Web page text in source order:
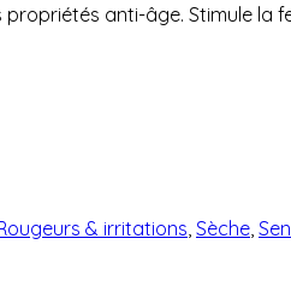
anti-âge. Stimule la
& irritations Sèche